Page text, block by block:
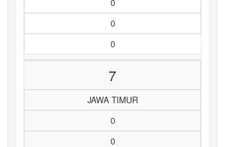
0
0
0
7
JAWA TIMUR
0
0